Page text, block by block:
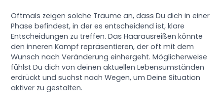
Oftmals zeigen solche Träume an, dass Du dich in einer
Phase befindest, in der es entscheidend ist, klare
Entscheidungen zu treffen. Das Haarausreißen könnte
den inneren Kampf repräsentieren, der oft mit dem
Wunsch nach Veränderung einhergeht. Möglicherweise
fühlst Du dich von deinen aktuellen Lebensumständen
erdrückt und suchst nach Wegen, um Deine Situation
aktiver zu gestalten.